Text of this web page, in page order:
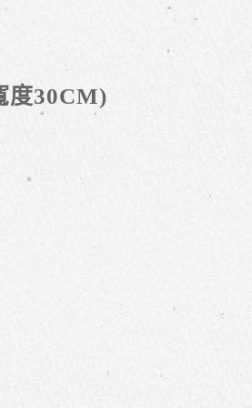
度30CM)